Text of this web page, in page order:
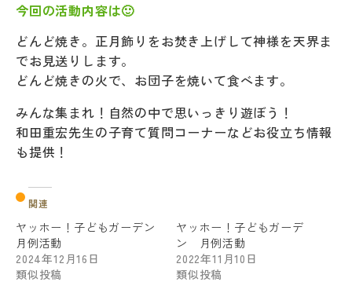
今回の活動内容は🙂
どんど焼き。正月飾りをお焚き上げして神様を天界ま
でお見送りします。
どんど焼きの火で、お団子を焼いて食べます。
みんな集まれ！自然の中で思いっきり遊ぼう！
和田重宏先生の子育て質問コーナーなどお役立ち情報
も提供！
関連
ヤッホー！子どもガーデン
月例活動
2024年12月16日
類似投稿
ヤッホー！子どもガーデ
ン 月例活動
2022年11月10日
類似投稿